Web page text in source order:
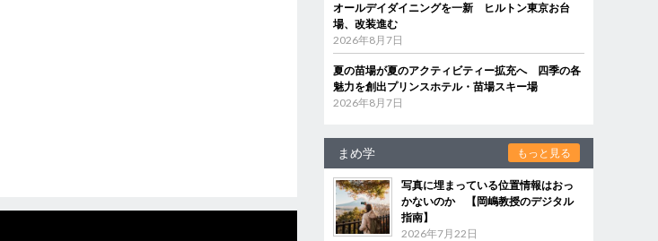
オールデイダイニングを一新 ヒルトン東京お台
場、改装進む
2026年8月7日
夏の苗場が夏のアクティビティー拡充へ 四季の各
魅力を創出プリンスホテル・苗場スキー場
2026年8月7日
まめ学 もっと見る
写真に埋まっている位置情報はおっ
かないのか 【岡嶋教授のデジタル
指南】
2026年7月22日